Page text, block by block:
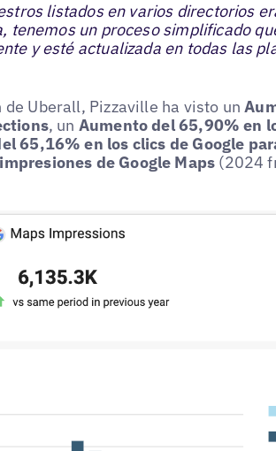
listados en varios directorios
tenemos un proceso simplificado
y esté actualizada en todas las
Uberall, Pizzaville ha visto un
, un Aumento del 65,90% en
65,16% en los clics de Google
de Google Maps (2024